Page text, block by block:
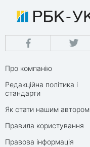
Про компанію
Редакційна політика і
стандарти
Як стати нашим автором
Правила користування
Правова інформація